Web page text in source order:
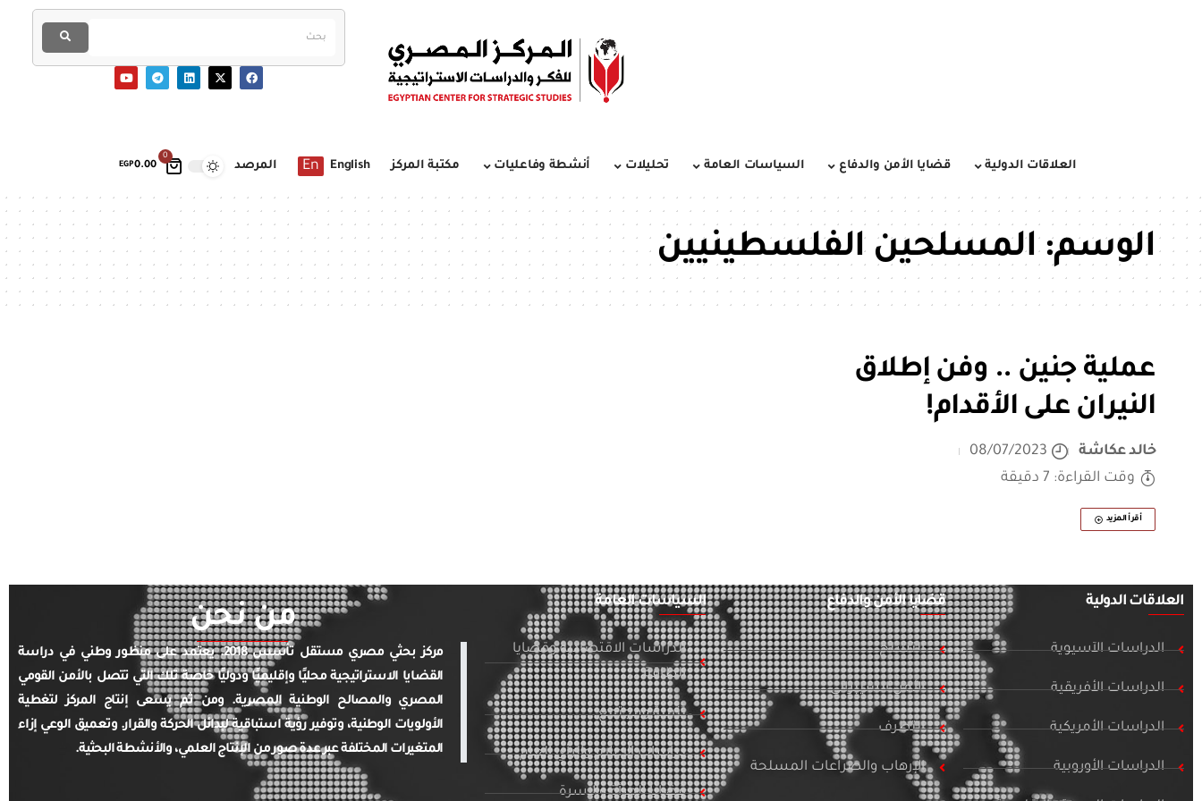
0
EGP0.00 العلاقات الدولية قضايا الأمن والدفاع السياسات العامة تحليلات أنشطة وفاعليات مكتبة المركز English
En المرصد
الوسم:المسلحين الفلسطينيين
عملية جنين .. وفن إطلاق
النيران على الأقدام!
خالد عكاشة
08/07/2023
وقت القراءة: 7 دقيقة
أقرأ المزيد
العلاقات الدولية
الدراسات الآسيوية
الدراسات الأفريقية
الدراسات الأمريكية
الدراسات الأوروبية
قضايا الأمن والدفاع
التسلح
الأمن السيبراني
التطرف
الإرهاب والصراعات المسلحة
السياسات العامة
الدراسات الاقتصادية وقضايا
الطاقة
تنمية ومجتمع
دراسات الإعلام والرأي العام
قضايا المرأة والأسرة
من نحن
مركز بحثي مصري مستقل تأسس 2018. يعتمد على منظور وطني في دراسة
القضايا الاستراتيجية محليًا وإقليميًا ودوليًا خاصة تلك التي تتصل بالأمن القومي
المصري والمصالح الوطنية المصرية. ومن ثم يسعى إنتاج المركز لتغطية
الأولويات الوطنية، وتوفير رؤية استباقية لبدائل الحركة والقرار. وتعميق الوعي إزاء
المتغيرات المختلفة عبر عدة صور من الإنتاج العلمي، والأنشطة البحثية.